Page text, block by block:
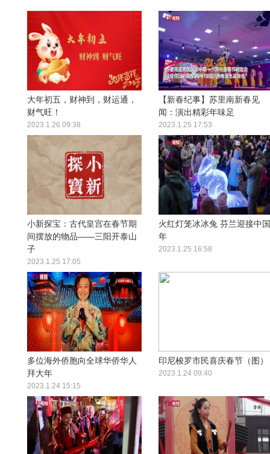
大年初五，财神到，财运通，
财气旺！
2023.1.26 09:38
【新春纪事】苏里南新春见
闻：演出精彩年味足
2023.1.25 17:53
小新探宝：古代皇宫在春节期
间摆放的物品——三阳开泰山
子
2023.1.25 17:05
火红灯笼冰冰兔 芬兰迎接中国
年
2023.1.25 16:58
多位海外侨胞向全球华侨华人
拜大年
2023.1.24 15:15
印尼梭罗市民喜庆春节（图）
2023.1.24 09:40